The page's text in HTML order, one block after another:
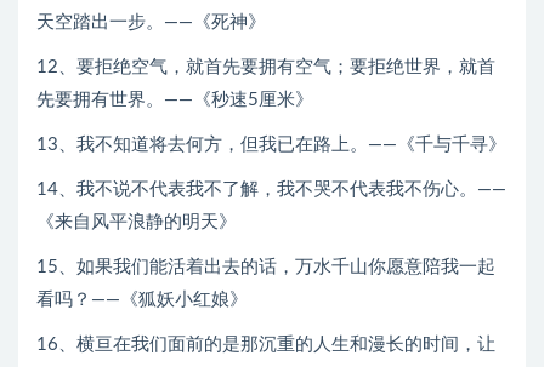
天空踏出一步。——《死神》
12、要拒绝空气，就首先要拥有空气；要拒绝世界，就首
先要拥有世界。——《秒速5厘米》
13、我不知道将去何方，但我已在路上。——《千与千寻》
14、我不说不代表我不了解，我不哭不代表我不伤心。——
《来自风平浪静的明天》
15、如果我们能活着出去的话，万水千山你愿意陪我一起
看吗？——《狐妖小红娘》
16、横亘在我们面前的是那沉重的人生和漫长的时间，让